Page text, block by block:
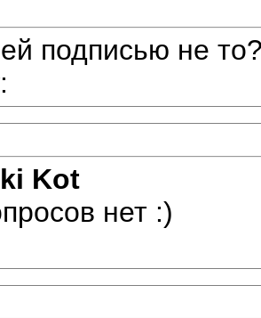
подписью не
Kot
нет :)